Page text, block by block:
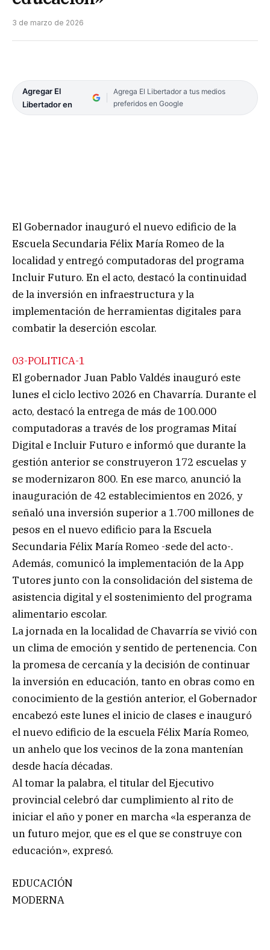
3 de marzo de 2026
Agregar El
Libertador en
Agrega El Libertador a tus medios
preferidos en Google
El Gobernador inauguró el nuevo edificio de la
Escuela Secundaria Félix María Romeo de la
localidad y entregó computadoras del programa
Incluir Futuro. En el acto, destacó la continuidad
de la inversión en infraestructura y la
implementación de herramientas digitales para
combatir la deserción escolar.
03-POLITICA-1
El gobernador Juan Pablo Valdés inauguró este
lunes el ciclo lectivo 2026 en Chavarría. Durante el
acto, destacó la entrega de más de 100.000
computadoras a través de los programas Mitaí
Digital e Incluir Futuro e informó que durante la
gestión anterior se construyeron 172 escuelas y
se modernizaron 800. En ese marco, anunció la
inauguración de 42 establecimientos en 2026, y
señaló una inversión superior a 1.700 millones de
pesos en el nuevo edificio para la Escuela
Secundaria Félix María Romeo -sede del acto-.
Además, comunicó la implementación de la App
Tutores junto con la consolidación del sistema de
asistencia digital y el sostenimiento del programa
alimentario escolar.
La jornada en la localidad de Chavarría se vivió con
un clima de emoción y sentido de pertenencia. Con
la promesa de cercanía y la decisión de continuar
la inversión en educación, tanto en obras como en
conocimiento de la gestión anterior, el Gobernador
encabezó este lunes el inicio de clases e inauguró
el nuevo edificio de la escuela Félix María Romeo,
un anhelo que los vecinos de la zona mantenían
desde hacía décadas.
Al tomar la palabra, el titular del Ejecutivo
provincial celebró dar cumplimiento al rito de
iniciar el año y poner en marcha «la esperanza de
un futuro mejor, que es el que se construye con
educación», expresó.
EDUCACIÓN
MODERNA